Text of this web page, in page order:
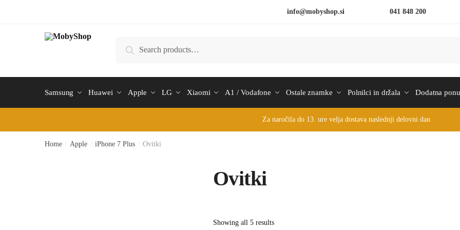
info@mobyshop.si 041 848 200
Search
Samsung Huawei Apple LG Xiaomi A1 / Vodafone Ostale znamke Polnilci in držala Dodatna
Za naročila do 13. ure velja dostava naslednji delovni dan
Home Apple iPhone 7 Plus Ovitki
Ovitki
Showing all 5 results